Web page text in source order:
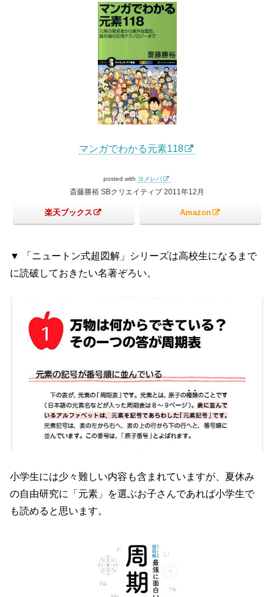
マンガでわかる元素118
posted with ヨメレバ
斎藤勝裕 SBクリエイティブ 2011年12月
楽天ブックス Amazon
▼ 「ニュートン式超図解」シリーズは高校生になるまで
に読破しておきたい名著ぞろい。
小学生には少々難しい内容も含まれていますが、夏休み
の自由研究に「元素」を選ぶお子さんであれば小学生で
も読めると思います。